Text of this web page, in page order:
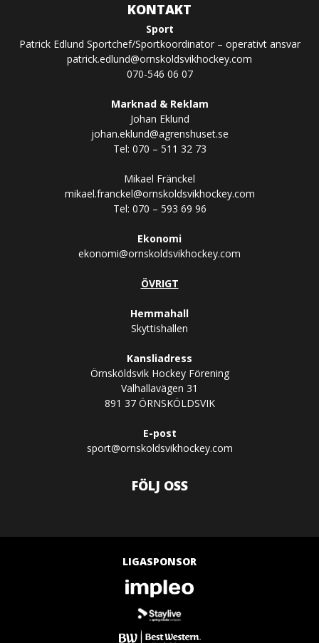
KONTAKT
Sport
Patrick Edlund Sportchef/Sportkoordinator – operativt ansvar
patrick.edlund@ornskoldsvikhockey.com
070-546 06 07
Marknad & Reklam
Johan Eklund
johan.eklund@agrenshuset.se
Tel: 070 – 511 32 73
Mikael Fränckel
mikael.franckel@ornskoldsvikhockey.com
Tel: 070 – 593 69 96
Ekonomi
ekonomi@ornskoldsvikhockey.com
ÖVRIGT
Hemmahall
Skyttishallen
Kansliadress
Örnsköldsvik Hockey Förening
Valhallavägen 31
891 37 ÖRNSKÖLDSVIK
E-post
sport@ornskoldsvikhockey.com
FÖLJ OSS
LIGASPONSOR